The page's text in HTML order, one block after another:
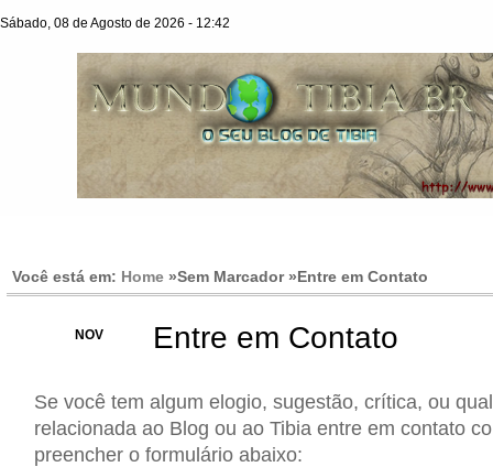
Sábado, 08 de Agosto de 2026 - 12:42
Você está em: Home »Sem Marcador »Entre em Contato
NOV Entre em Contato
Se você tem algum elogio, sugestão, crítica, ou
relacionada ao Blog ou ao Tibia entre em contato
preencher o formulário abaixo: